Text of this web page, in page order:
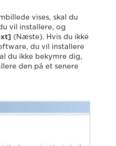
vises, skal du
vil installere, og
(Næste). Hvis du ikke
du vil installere
du ikke bekymre dig,
den på et senere